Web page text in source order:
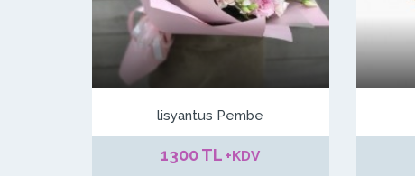
lisyantus Pembe
1300 TL +KDV